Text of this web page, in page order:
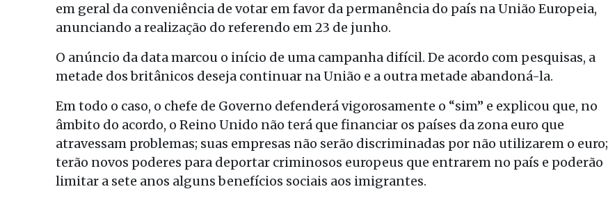
em geral da conveniência de votar em favor da permanência do país na União Europeia,
anunciando a realização do referendo em 23 de junho.
O anúncio da data marcou o início de uma campanha difícil. De acordo com pesquisas, a
metade dos britânicos deseja continuar na União e a outra metade abandoná-la.
Em todo o caso, o chefe de Governo defenderá vigorosamente o “sim” e explicou que, no
âmbito do acordo, o Reino Unido não terá que financiar os países da zona euro que
atravessam problemas; suas empresas não serão discriminadas por não utilizarem o euro;
terão novos poderes para deportar criminosos europeus que entrarem no país e poderão
limitar a sete anos alguns benefícios sociais aos imigrantes.